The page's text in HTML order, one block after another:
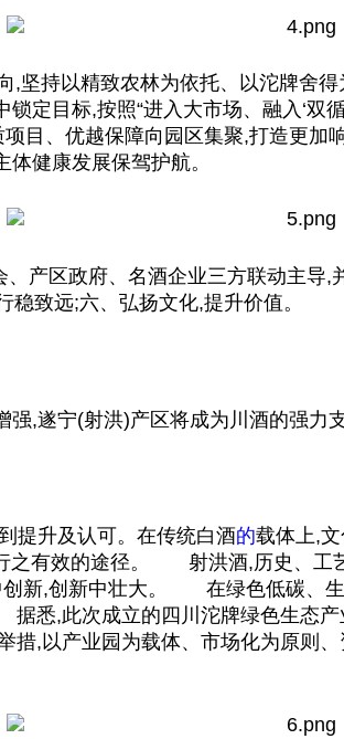
向,坚持以精致农林为依托、以沱牌
目标,按照“进入大市场、融入‘双
项目、优越保障向园区集聚,打造更
健康发展保驾护航。
、产区政府、名酒企业三方联动主导
致远;六、弘扬文化,提升价值。
,遂宁(射洪)产区将成为川酒的强力
提升及认可。在传统白酒的载体上,
有效的途径。 射洪酒,历史、工
新,创新中壮大。 在绿色低碳、
悉,此次成立的四川沱牌绿色生态产
以产业园为载体、市场化为原则